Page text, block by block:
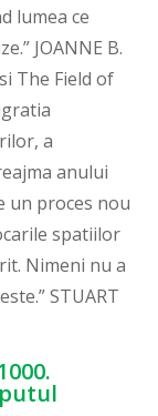
lumea ce
JOANNE B.
The Field of
a
anului
un proces nou
spatiilor
Nimeni nu a
STUART